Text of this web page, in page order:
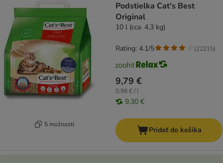
5 možností
Podstielka Cat's Best
Original
10 l (cca. 4,3 kg)
9,79 €
0,98 € / l
9,30 €
Rating: 4.1/5 (22215)
Pridať do košíka